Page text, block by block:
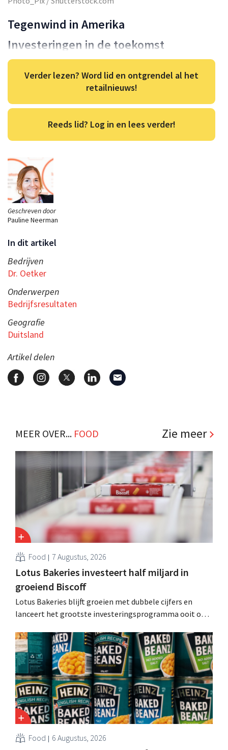
Geschreven door
Pauline Neerman
In dit artikel
Bedrijven
Dr. Oetker
Onderwerpen
Bedrijfsresultaten
Geografie
Duitsland
Artikel delen
Tegenwind in Amerika
Investeringen in de toekomst
Verder lezen? Word lid en ontgrendel al het
retailnieuws!
Reeds lid? Log in en lees verder!
MEER OVER... FOOD Zie meer
Food 7 Augustus, 2026
Lotus Bakeries investeert half miljard in
groeiend Biscoff
Lotus Bakeries blijft groeien met dubbele cijfers en
lanceert het grootste investeringsprogramma ooit om
moeten dit momentum grijpen”.
Food 6 Augustus, 2026